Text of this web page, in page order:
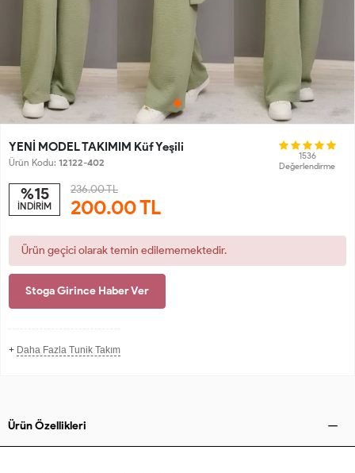
YENİ MODEL TAKIMIM Küf Yeşili
Ürün Kodu: 12122-402
1536
Değerlendirme
%15
İNDİRİM
236.00 TL
200.00TL
Ürün geçici olarak temin edilememektedir.
Stoga Girince Haber Ver
+ Daha Fazla Tunik Takım
Ürün Özellikleri